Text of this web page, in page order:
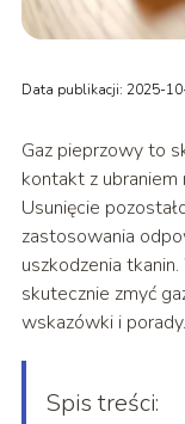
Data publikacji: 2025-
Gaz pieprzowy to
kontakt z ubraniem
Usunięcie
zastosowania
uszkodzenia
skutecznie zmyć
wskazówki i porady.
Spis treści: